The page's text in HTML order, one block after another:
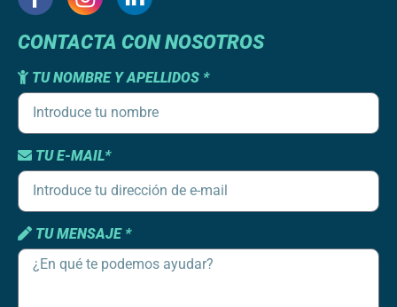
CONTACTA CON NOSOTROS
TU NOMBRE Y APELLIDOS *
TU E-MAIL*
TU MENSAJE *